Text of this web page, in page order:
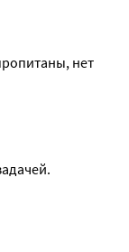
нет